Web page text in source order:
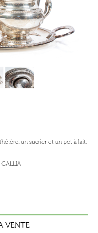
un sucrier et un pot à lait.
VENTE